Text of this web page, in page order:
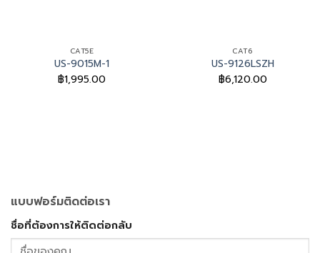
CAT5E
US-9015M-1
฿1,995.00
CAT6
US-9126LSZH
฿6,120.00
แบบฟอร์มติดต่อเรา
ชื่อที่ต้องการให้ติดต่อกลับ